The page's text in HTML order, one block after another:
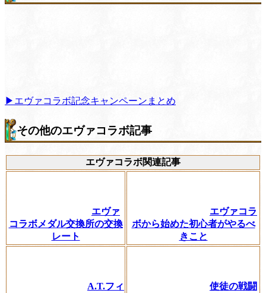
▶エヴァコラボ記念キャンペーンまとめ
その他のエヴァコラボ記事
エヴァコラボ関連記事
エヴァ
コラボメダル交換所の交換
レート
エヴァコラ
ボから始めた初心者がやるべ
きこと
A.T.フィ
使徒の戦闘